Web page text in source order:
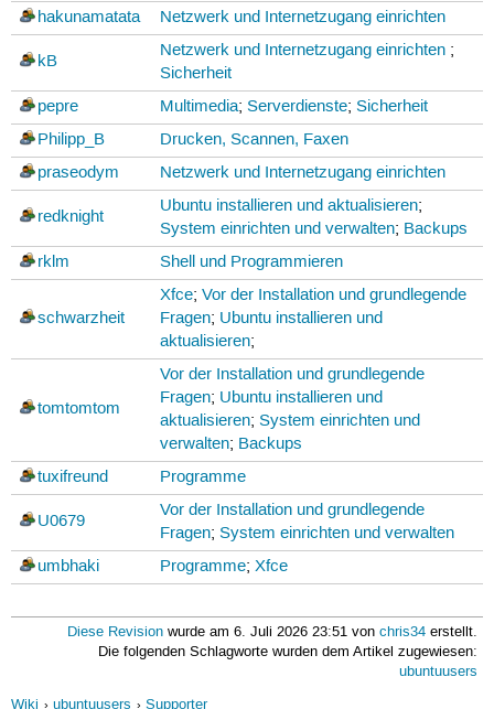
hakunamatata
Netzwerk und Internetzugang einrichten
kB
Netzwerk und Internetzugang einrichten ;
Sicherheit
pepre
Multimedia;Serverdienste;Sicherheit
Philipp_B
Drucken, Scannen, Faxen
praseodym
Netzwerk und Internetzugang einrichten
redknight
Ubuntu installieren und aktualisieren;
System einrichten und verwalten; Backups
rklm
Shell und Programmieren
schwarzheit
Xfce;Vor der Installation und grundlegende
Fragen; Ubuntu installieren und
aktualisieren;
tomtomtom
Vor der Installation und grundlegende
Fragen; Ubuntu installieren und
aktualisieren;System einrichten und
verwalten; Backups
tuxifreund
Programme
U0679
Vor der Installation und grundlegende
Fragen;System einrichten und verwalten
umbhaki
Programme;Xfce
Diese Revision wurde am 6. Juli 2026 23:51 vonchris34 erstellt.
Die folgenden Schlagworte wurden dem Artikel zugewiesen:
ubuntuusers
Wiki
ubuntuusers Supporter